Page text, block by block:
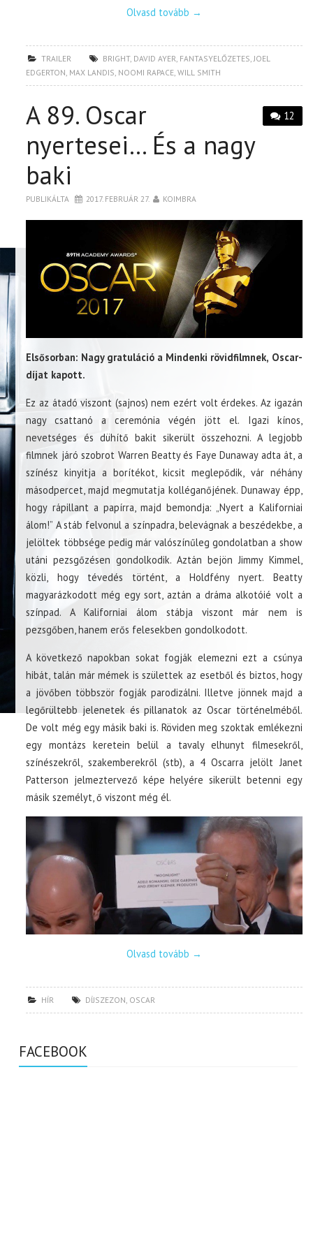
Olvasd tovább →
TRAILER BRIGHT, DAVID AYER FANTASYELŐZETES JOEL
EDGERTON MAX LANDIS NOOMI RAPACE ,WILL SMITH
12
A 89. Oscar
nyertesei… És a nagy
baki
PUBLIKÁLTA 2017. FEBRUÁR 27. KOIMBRA
Elsősorban: Nagy gratuláció a Mindenki rövidfilmnek, Oscar-
díjat kapott.
Ez az átadó viszont (sajnos) nem ezért volt érdekes. Az igazán
nagy csattanó a ceremónia végén jött el. Igazi kínos,
nevetséges és dühítő bakit sikerült összehozni. A legjobb
filmnek járó szobrot Warren Beatty és Faye Dunaway adta át, a
színész kinyitja a borítékot, kicsit meglepődik, vár néhány
másodpercet, majd megmutatja kolléganőjének. Dunaway épp,
hogy rápillant a papírra, majd bemondja: „Nyert a Kaliforniai
álom!” A stáb felvonul a színpadra, belevágnak a beszédekbe, a
jelöltek többsége pedig már valószínűleg gondolatban a show
utáni pezsgőzésen gondolkodik. Aztán bejön Jimmy Kimmel,
közli, hogy tévedés történt, a Holdfény nyert. Beatty
magyarázkodott még egy sort, aztán a dráma alkotóié volt a
színpad. A Kaliforniai álom stábja viszont már nem is
pezsgőben, hanem erős felesekben gondolkodott.
A következő napokban sokat fogják elemezni ezt a csúnya
hibát, talán már mémek is születtek az esetből és biztos, hogy
a jövőben többször fogják parodizálni. Illetve jönnek majd a
legőrültebb jelenetek és pillanatok az Oscar történelméből.
De volt még egy másik baki is. Röviden meg szoktak emlékezni
egy montázs keretein belül a tavaly elhunyt filmesekről,
színészekről, szakemberekről (stb), a 4 Oscarra jelölt Janet
Patterson jelmeztervező képe helyére sikerült betenni egy
másik személyt, ő viszont még él.
Olvasd tovább →
HÍR DÍJSZEZON, OSCAR
FACEBOOK